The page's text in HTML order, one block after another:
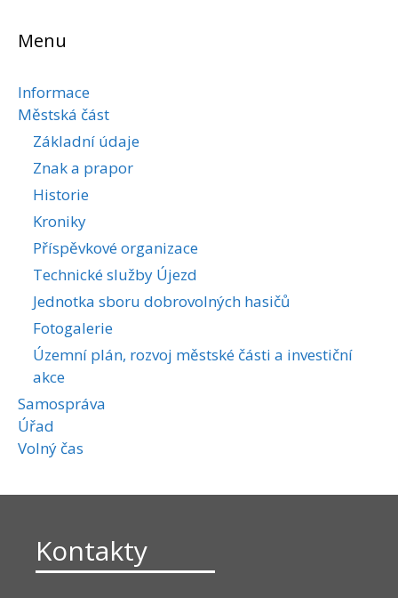
Menu
Informace
Městská část
Základní údaje
Znak a prapor
Historie
Kroniky
Příspěvkové organizace
Technické služby Újezd
Jednotka sboru dobrovolných hasičů
Fotogalerie
Územní plán, rozvoj městské části a investiční
akce
Samospráva
Úřad
Volný čas
Kontakty